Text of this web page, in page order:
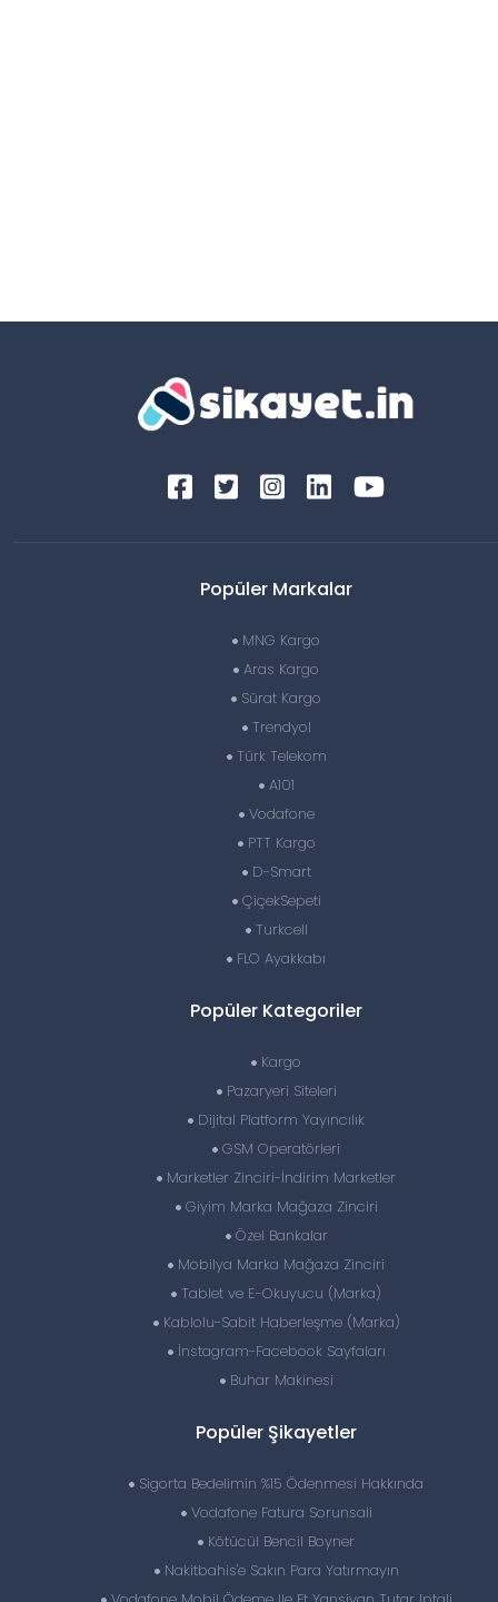
Popüler Markalar
MNG Kargo
Aras Kargo
Sürat Kargo
Trendyol
Türk Telekom
A101
Vodafone
PTT Kargo
D-Smart
ÇiçekSepeti
Turkcell
FLO Ayakkabı
Popüler Kategoriler
Kargo
Pazaryeri Siteleri
Dijital Platform Yayıncılık
GSM Operatörleri
Marketler Zinciri-İndirim Marketler
Giyim Marka Mağaza Zinciri
Özel Bankalar
Mobilya Marka Mağaza Zinciri
Tablet ve E-Okuyucu (Marka)
Kablolu-Sabit Haberleşme (Marka)
İnstagram-Facebook Sayfaları
Buhar Makinesi
Popüler Şikayetler
Sigorta Bedelimin %15 Ödenmesi Hakkında
Vodafone Fatura Sorunsali
Kötücül Bencil Boyner
Nakitbahis'e Sakın Para Yatırmayın